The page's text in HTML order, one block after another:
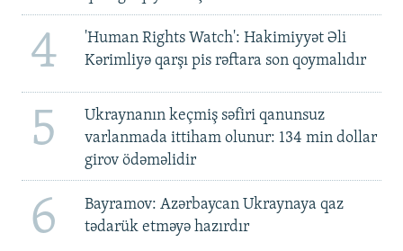
4
'Human Rights Watch': Hakimiyyət Əli
Kərimliyə qarşı pis rəftara son qoymalıdır
5
Ukraynanın keçmiş səfiri qanunsuz
varlanmada ittiham olunur: 134 min dollar
girov ödəməlidir
6
Bayramov: Azərbaycan Ukraynaya qaz
tədarük etməyə hazırdır